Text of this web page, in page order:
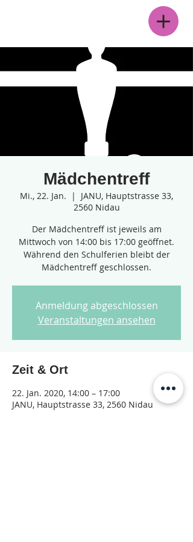
Mädchentreff
Mi., 22. Jan.
  |
JANU, Hauptstrasse 33,
2560 Nidau
Der Mädchentreff ist jeweils am
Mittwoch von 14:00 bis 17:00 geöffnet.
Während den Schulferien bleibt der
Mädchentreff geschlossen.
Anmeldung abgeschlossen
Veranstaltungen ansehen
Zeit & Ort
22. Jan. 2020, 14:00 – 17:00
JANU, Hauptstrasse 33, 2560 Nidau